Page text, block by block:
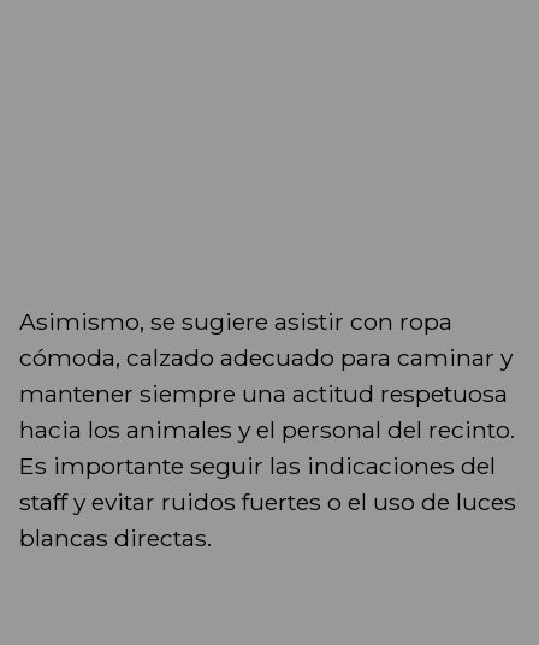
Asimismo, se sugiere asistir con ropa
cómoda, calzado adecuado para caminar y
mantener siempre una actitud respetuosa
hacia los animales y el personal del recinto.
Es importante seguir las indicaciones del
staff y evitar ruidos fuertes o el uso de luces
blancas directas.